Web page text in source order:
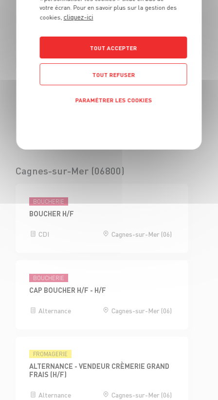
BOUCHER - H/F
(69)
BOUCHERIE
VENDEUR BOUCHERIE - H/F
Cagnes-sur-Mer (06800)
BOUCHERIE
BOUCHER H/F
CDI Cagnes-sur-Mer (06)
BOUCHERIE
CAP BOUCHER H/F - H/F
Alternance Cagnes-sur-Mer (06)
FROMAGERIE
ALTERNANCE - VENDEUR CRÈMERIE GRAND
FRAIS (H/F)
Alternance Cagnes-sur-Mer (06)
votre écran. Pour en savoir plus sur la gestion des
cookies, cliquez-ici
TOUT ACCEPTER
TOUT REFUSER
PARAMÉTRER LES COOKIES